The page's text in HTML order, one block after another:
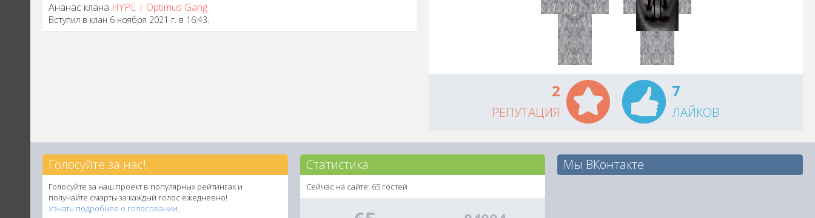
Ананас клана HYPE | Optimus Gang
Вступил в клан 6 ноября 2021 г. в 16:43.
7
ЛАЙКОВ
2
РЕПУТАЦИЯ
Голосуйте за нас!
Голосуйте за наш проект в популярных рейтингах и
получайте смарты за каждый голос ежедневно!
Узнать подробнее о голосовании.
Статистика
Сейчас на сайте: 65 гостей
Мы ВКонтакте